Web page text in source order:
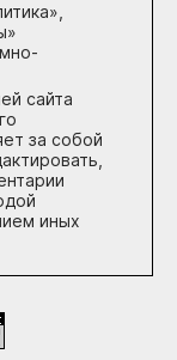
сайта
за собой
иных